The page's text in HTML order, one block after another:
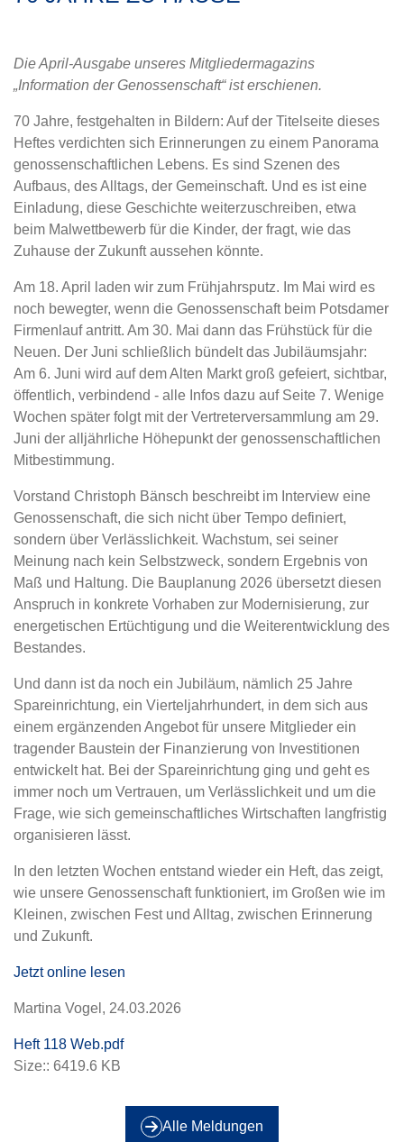
Die April-Ausgabe unseres Mitgliedermagazins
„Information der Genossenschaft“ ist erschienen.
70 Jahre, festgehalten in Bildern: Auf der Titelseite dieses
Heftes verdichten sich Erinnerungen zu einem Panorama
genossenschaftlichen Lebens. Es sind Szenen des
Aufbaus, des Alltags, der Gemeinschaft. Und es ist eine
Einladung, diese Geschichte weiterzuschreiben, etwa
beim Malwettbewerb für die Kinder, der fragt, wie das
Zuhause der Zukunft aussehen könnte.
Am 18. April laden wir zum Frühjahrsputz. Im Mai wird es
noch bewegter, wenn die Genossenschaft beim Potsdamer
Firmenlauf antritt. Am 30. Mai dann das Frühstück für die
Neuen. Der Juni schließlich bündelt das Jubiläumsjahr:
Am 6. Juni wird auf dem Alten Markt groß gefeiert, sichtbar,
öffentlich, verbindend - alle Infos dazu auf Seite 7. Wenige
Wochen später folgt mit der Vertreterversammlung am 29.
Juni der alljährliche Höhepunkt der genossenschaftlichen
Mitbestimmung.
Vorstand Christoph Bänsch beschreibt im Interview eine
Genossenschaft, die sich nicht über Tempo definiert,
sondern über Verlässlichkeit. Wachstum, sei seiner
Meinung nach kein Selbstzweck, sondern Ergebnis von
Maß und Haltung. Die Bauplanung 2026 übersetzt diesen
Anspruch in konkrete Vorhaben zur Modernisierung, zur
energetischen Ertüchtigung und die Weiterentwicklung des
Bestandes.
Und dann ist da noch ein Jubiläum, nämlich 25 Jahre
Spareinrichtung, ein Vierteljahrhundert, in dem sich aus
einem ergänzenden Angebot für unsere Mitglieder ein
tragender Baustein der Finanzierung von Investitionen
entwickelt hat. Bei der Spareinrichtung ging und geht es
immer noch um Vertrauen, um Verlässlichkeit und um die
Frage, wie sich gemeinschaftliches Wirtschaften langfristig
organisieren lässt.
In den letzten Wochen entstand wieder ein Heft, das zeigt,
wie unsere Genossenschaft funktioniert, im Großen wie im
Kleinen, zwischen Fest und Alltag, zwischen Erinnerung
und Zukunft.
Jetzt online lesen
Martina Vogel, 24.03.2026
Heft 118 Web.pdf
Size:: 6419.6 KB
Alle Meldungen